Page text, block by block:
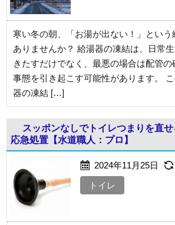
寒い冬の朝、「お湯が出ない！」という
ありませんか？ 給湯器の凍結は、日常
きたすだけでなく、最悪の場合は配管
事態を引き起こす可能性があります。
器の凍結 […]
スッポンなしでトイレつまりを直
応急処置【水道職人：プロ】
2024年11月25日
トイレ